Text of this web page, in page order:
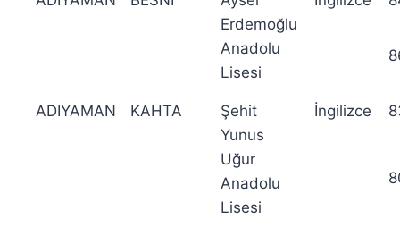
Erdemoğlu
Anadolu
Lisesi
ADIYAMAN KAHTA
Şehit
Yunus
Uğur
Anadolu
Lisesi
İngilizce